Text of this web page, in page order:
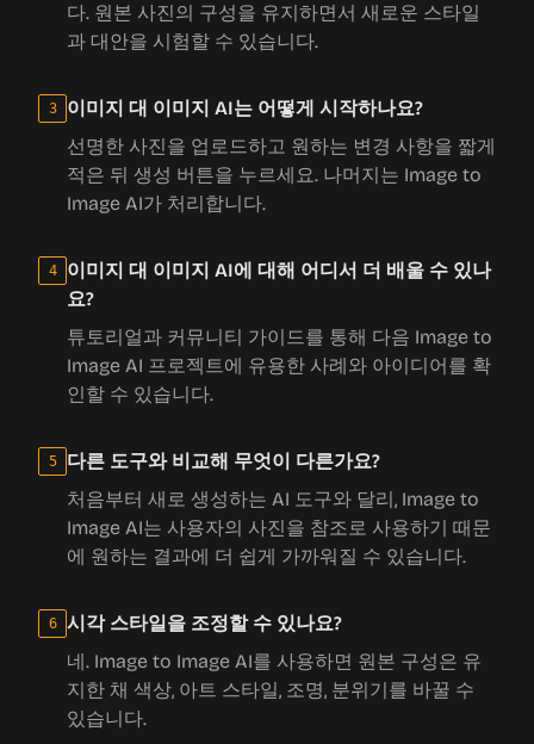
다. 원본 사진의 구성을 유지하면서 새로운 스타일
과 대안을 시험할 수 있습니다.
3
이미지 대 이미지 AI는 어떻게 시작하나요?
선명한 사진을 업로드하고 원하는 변경 사항을 짧게
적은 뒤 생성 버튼을 누르세요. 나머지는 Image to
Image AI가 처리합니다.
4
이미지 대 이미지 AI에 대해 어디서 더 배울 수 있나
요?
튜토리얼과 커뮤니티 가이드를 통해 다음 Image to
Image AI 프로젝트에 유용한 사례와 아이디어를 확
인할 수 있습니다.
5
다른 도구와 비교해 무엇이 다른가요?
처음부터 새로 생성하는 AI 도구와 달리, Image to
Image AI는 사용자의 사진을 참조로 사용하기 때문
에 원하는 결과에 더 쉽게 가까워질 수 있습니다.
6
시각 스타일을 조정할 수 있나요?
네. Image to Image AI를 사용하면 원본 구성은 유
지한 채 색상, 아트 스타일, 조명, 분위기를 바꿀 수
있습니다.